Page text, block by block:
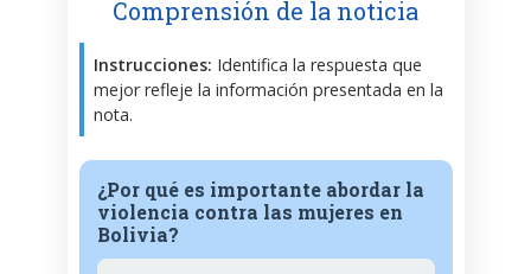
Comprensión de la noticia
Instrucciones: Identifica la respuesta que
mejor refleje la información presentada en la
nota.
¿Por qué es importante abordar la
violencia contra las mujeres en
Bolivia?